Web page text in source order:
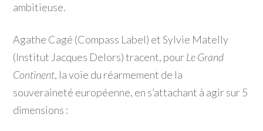
ambitieuse.
Agathe Cagé (Compass Label) et Sylvie Matelly
(Institut Jacques Delors) tracent, pourLe Grand
Continent, la voie du réarmement de la
souveraineté européenne, en s’attachant à agir sur 5
dimensions :